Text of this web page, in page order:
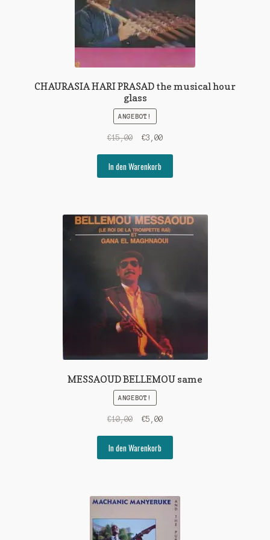
CHAURASIA HARI PRASAD the musical hour
glass
ANGEBOT!
€15,00
Ursprünglicher
war:
€15,00
€3,00Aktueller
€3,00.
In den Warenkorb
MESSAOUD BELLEMOU same
ANGEBOT!
€10,00
Ursprünglicher
war:
€10,00
€5,00Aktueller
€5,00.
In den Warenkorb